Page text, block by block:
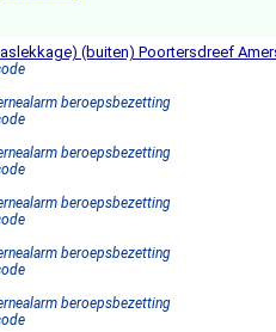
(buiten) Poortersdreef
beroepsbezetting
beroepsbezetting
beroepsbezetting
beroepsbezetting
beroepsbezetting